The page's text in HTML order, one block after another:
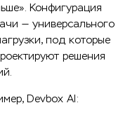
Конфигурация
— универсального
под которые
решения
Devbox AI: